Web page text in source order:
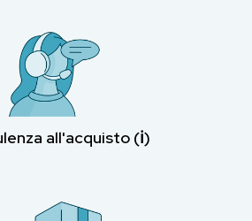
all'acquisto (ℹ︎)